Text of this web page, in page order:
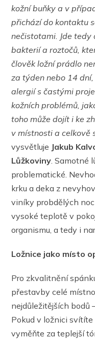
kožní buňky a v
přichází do kontaktu
nečistotami. Jde
bakterií a roztočů,
člověk ložní prádlo
za týden nebo 14
alergií s častými
kožních problémů,
toho může dojít i ke
v místnosti a celkově
vysvětluje Jakub
Lůžkoviny. Samotné
problematické.
krku a deka z
viníky probdělých
vysoké teplotě v
organismu, a tedy i
Ložnice jako místo
Pro zkvalitnění
přestavby celé
nejdůležitějších bodů
Pokud v ložnici
vyměňte za teplejší